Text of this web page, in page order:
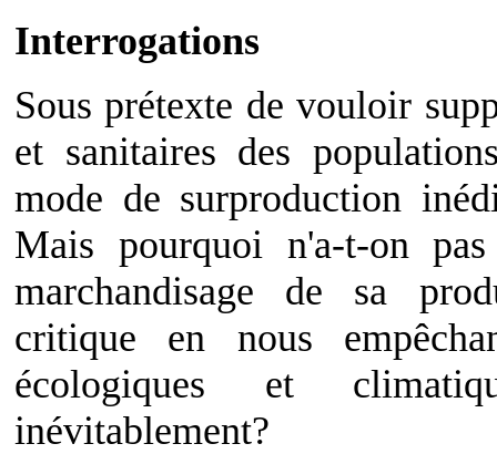
Interrogations
Sous prétexte de vouloir
et sanitaires des
mode de surproduction
Mais pourquoi n'a-t-on
marchandisage de sa
critique en nous
écologiques et
inévitablement?